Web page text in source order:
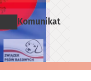
Komunikat